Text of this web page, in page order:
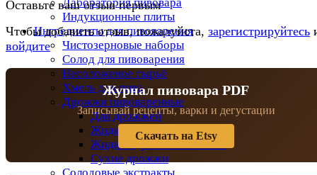
Индукционные плиты
Ингредиенты для пивоварения
Чистозерновые наборы
Солод для пивоварения
Несоложеное сырьё
Хмель для пива
Дрожжи пивоваренные
Для дрожжей
Жидкие дрожжи
Жидкие дрожжи BeersFan
Сухие дрожжи
Оставьте ваш отзыв первым
Чтобы добавить отзыв, пожалуйста, зарегистрируйтесь
войдите
Журнал пивовара PDF
Записывай рецепты, варки и дегустации
Скачать на Etsy